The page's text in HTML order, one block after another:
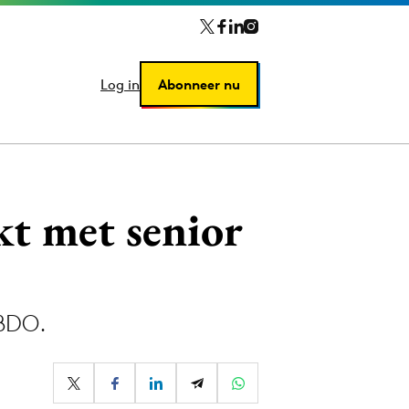
Log in Abonneer nu
Log in Abonneer nu
met senior